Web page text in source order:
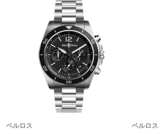
ベルロス ベルロス